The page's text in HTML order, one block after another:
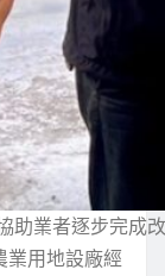
助業者逐步完成
業用地設廠經